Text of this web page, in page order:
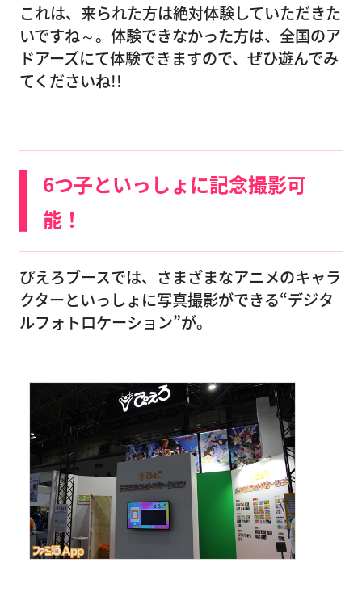
これは、来られた方は絶対体験していただきた
いですね～。体験できなかった方は、全国のア
ドアーズにて体験できますので、ぜひ遊んでみ
てくださいね!!
6つ子といっしょに記念撮影可
能！
ぴえろブースでは、さまざまなアニメのキャラ
クターといっしょに写真撮影ができる“デジタ
ルフォトロケーション”が。